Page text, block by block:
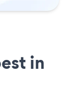
in